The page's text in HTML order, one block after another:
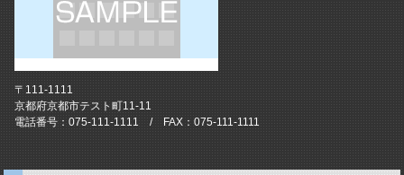
〒111-1111
京都府京都市テスト町11-11
電話番号：075-111-1111 / FAX：075-111-1111